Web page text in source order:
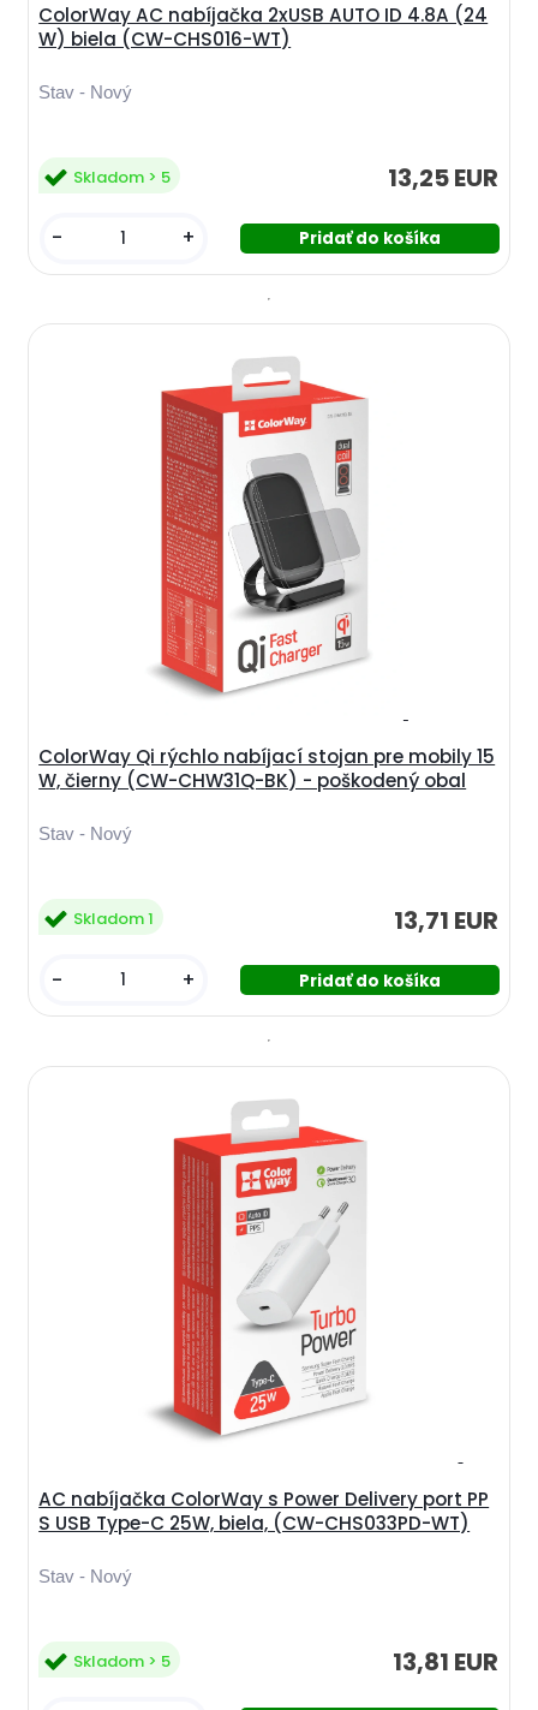
ColorWay AC nabíjačka 2xUSB AUTO ID 4.8A (24
W) biela (CW-CHS016-WT)
Stav - Nový
13,25 EUR
Skladom > 5
- +
ColorWay Qi rýchlo nabíjací stojan pre mobily 15
W, čierny (CW-CHW31Q-BK) - poškodený obal
Stav - Nový
13,71 EUR
Skladom 1
- +
AC nabíjačka ColorWay s Power Delivery port PP
S USB Type-C 25W, biela, (CW-CHS033PD-WT)
Stav - Nový
13,81 EUR
Skladom > 5